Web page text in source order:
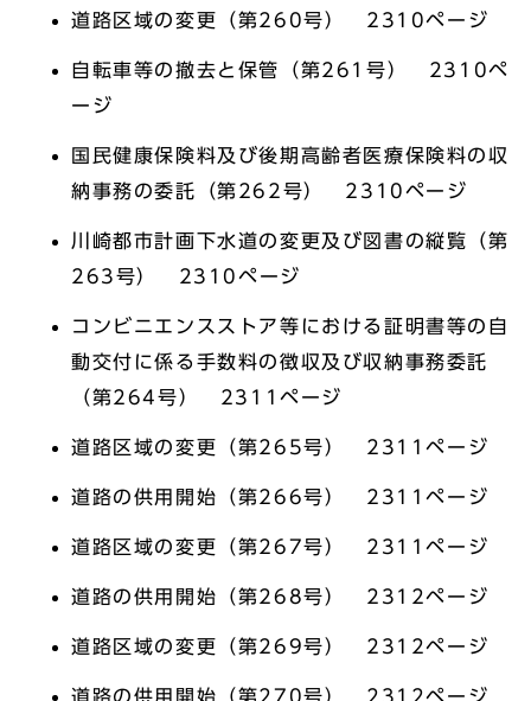
道路区域の変更（第260号） 2310ページ
自転車等の撤去と保管（第261号） 2310ペ
ージ
国民健康保険料及び後期高齢者医療保険料の収
納事務の委託（第262号） 2310ページ
川崎都市計画下水道の変更及び図書の縦覧（第
263号） 2310ページ
コンビニエンスストア等における証明書等の自
動交付に係る手数料の徴収及び収納事務委託
（第264号） 2311ページ
道路区域の変更（第265号） 2311ページ
道路の供用開始（第266号） 2311ページ
道路区域の変更（第267号） 2311ページ
道路の供用開始（第268号） 2312ページ
道路区域の変更（第269号） 2312ページ
道路の供用開始（第270号） 2312ページ